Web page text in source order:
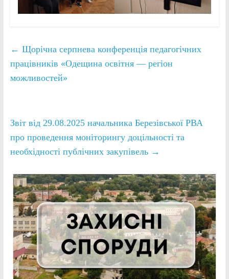
← Щорічна серпнева конференція педагогічних
працівників «Одещина освітня — регіон
можливостей»
Звіт від 29.08.2025 начальника Березівської РВА
про проведення моніторингу доцільності та
необхідності публічних закупівель →